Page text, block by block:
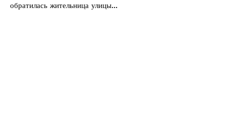
обратилась жительница улицы...